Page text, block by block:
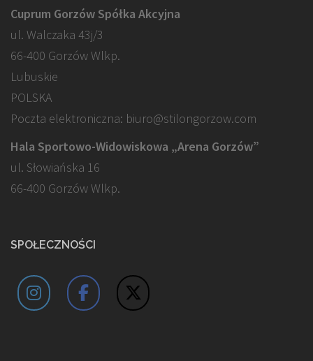
Cuprum Gorzów Spółka Akcyjna
ul. Walczaka 43j/3
66-400 Gorzów Wlkp.
Lubuskie
POLSKA
Poczta elektroniczna: biuro@stilongorzow.com
Hala Sportowo-Widowiskowa „Arena Gorzów”
ul. Słowiańska 16
66-400 Gorzów Wlkp.
SPOŁECZNOŚCI